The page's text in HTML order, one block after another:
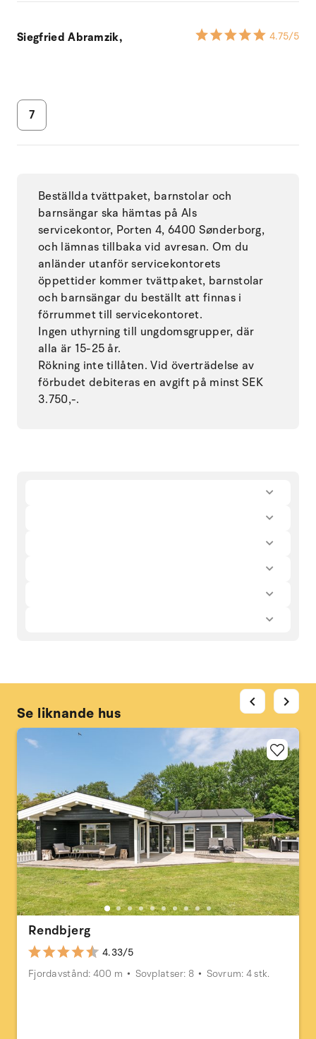
Siegfried Abramzik, 4.75/5
7
Beställda tvättpaket, barnstolar och
barnsängar ska hämtas på Als
servicekontor, Porten 4, 6400 Sønderborg,
och lämnas tillbaka vid avresan. Om du
anländer utanför servicekontorets
öppettider kommer tvättpaket, barnstolar
och barnsängar du beställt att finnas i
förrummet till servicekontoret.
Ingen uthyrning till ungdomsgrupper, där
alla är 15-25 år.
Rökning inte tillåten. Vid överträdelse av
förbudet debiteras en avgift på minst SEK
3.750,-.
Se liknande hus
Rendbjerg
4.33/5
Fjordavstånd: 400 m
Sovplatser: 8 Sovrum: 4 stk.
chevron_left chevron_right